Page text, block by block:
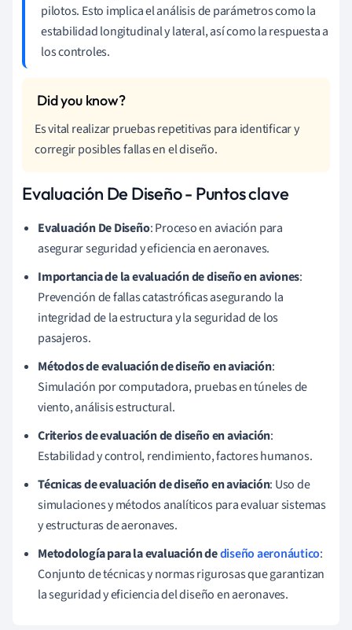
pilotos. Esto implica el análisis de parámetros como la
estabilidad longitudinal y lateral, así como la respuesta a
los controles.
Es vital realizar pruebas repetitivas para identificar y
corregir posibles fallas en el diseño.
Evaluación De Diseño - Puntos clave
Evaluación De Diseño: Proceso en aviación para
asegurar seguridad y eficiencia en aeronaves.
Importancia de la evaluación de diseño en aviones:
Prevención de fallas catastróficas asegurando la
integridad de la estructura y la seguridad de los
pasajeros.
Métodos de evaluación de diseño en aviación:
Simulación por computadora, pruebas en túneles de
viento, análisis estructural.
Criterios de evaluación de diseño en aviación:
Estabilidad y control, rendimiento, factores humanos.
Técnicas de evaluación de diseño en aviación: Uso de
simulaciones y métodos analíticos para evaluar sistemas
y estructuras de aeronaves.
Metodología para la evaluación dediseño aeronáutico:
Conjunto de técnicas y normas rigurosas que garantizan
la seguridad y eficiencia del diseño en aeronaves.